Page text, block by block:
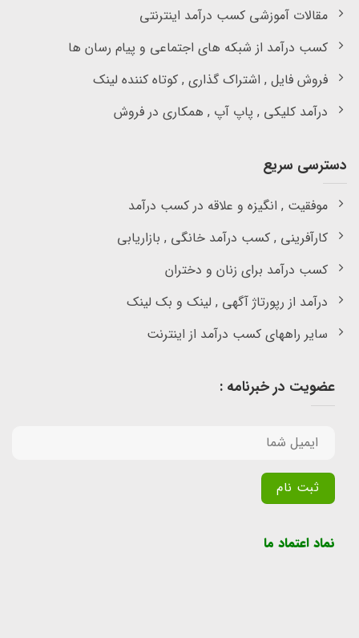
مقالات آموزشی کسب درآمد اینترنتی
کسب درآمد از شبکه های اجتماعی و پیام رسان ها
فروش فایل , اشتراک گذاری , کوتاه کننده لینک
درآمد کلیکی , پاپ آپ , همکاری در فروش
دسترسی سریع
موفقیت , انگیزه و علاقه در کسب درآمد
کارآفرینی , کسب درآمد خانگی , بازاریابی
کسب درآمد برای زنان و دختران
درآمد از رپورتاژ آگهی , لینک و بک لینک
سایر راههای کسب درآمد از اینترنت
عضویت در خبرنامه :
نماد اعتماد ما